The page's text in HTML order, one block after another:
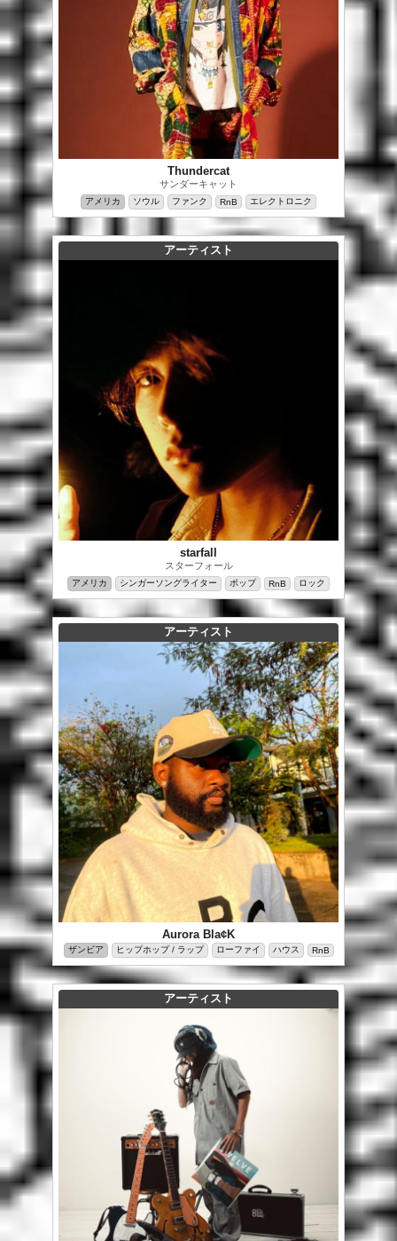
Thundercat
サンダーキャット
アメリカ ソウル ファンク RnB エレクトロニク
アーティスト
starfall
スターフォール
アメリカ シンガーソングライター ポップ RnB ロック
アーティスト
Aurora Bla¢K
ザンビア ヒップホップ / ラップ ローファイ ハウス RnB
アーティスト